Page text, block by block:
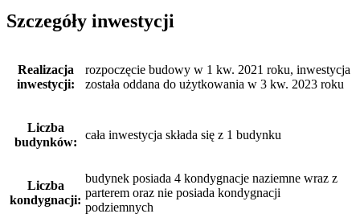
Szczegóły inwestycji
Realizacja
inwestycji:
rozpoczęcie budowy w 1 kw. 2021 roku, inwestycja
została oddana do użytkowania w 3 kw. 2023 roku
Liczba
budynków:
cała inwestycja składa się z 1 budynku
Liczba
kondygnacji:
budynek posiada 4 kondygnacje naziemne wraz z
parterem oraz nie posiada kondygnacji
podziemnych